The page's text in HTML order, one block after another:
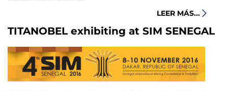
LEER MÁS...
TITANOBEL exhibiting at SIM SENEGAL